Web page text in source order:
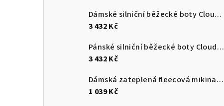
Dámské silniční běžecké boty Cloudswift 4
3 432 Kč
Pánské silniční běžecké boty Cloudsurfer Max
3 432 Kč
Dámská zateplená fleecová mikina s kapucí Kilpi NEVIA-W
1 039 Kč